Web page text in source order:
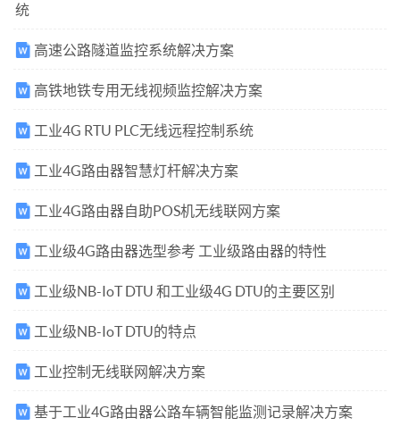
统
高速公路隧道监控系统解决方案
高铁地铁专用无线视频监控解决方案
工业4G RTU PLC无线远程控制系统
工业4G路由器智慧灯杆解决方案
工业4G路由器自助POS机无线联网方案
工业级4G路由器选型参考 工业级路由器的特性
工业级NB-IoT DTU 和工业级4G DTU的主要区别
工业级NB-IoT DTU的特点
工业控制无线联网解决方案
基于工业4G路由器公路车辆智能监测记录解决方案